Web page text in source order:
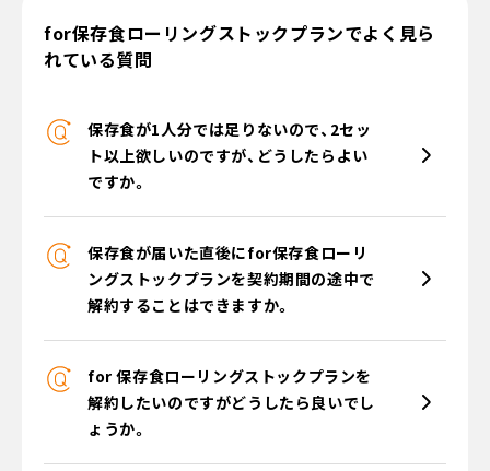
for保存食ローリングストックプランでよく見ら
れている質問
保存食が1人分では足りないので、2セッ
ト以上欲しいのですが、どうしたらよい
ですか。
保存食が届いた直後にfor保存食ローリ
ングストックプランを契約期間の途中で
解約することはできますか。
for 保存食ローリングストックプランを
解約したいのですがどうしたら良いでし
ょうか。